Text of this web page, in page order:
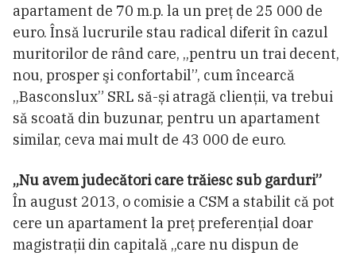
apartament de 70 m.p. la un preț de 25 000 de
euro. Însă lucrurile stau radical diferit în cazul
muritorilor de rând care, „pentru un trai decent,
nou, prosper şi confortabil”, cum încearcă
„Basconslux” SRL să-și atragă clienții, va trebui
să scoată din buzunar, pentru un apartament
similar, ceva mai mult de 43 000 de euro.
„Nu avem judecători care trăiesc sub garduri”
În august 2013, o comisie a CSM a stabilit că pot
cere un apartament la preț preferențial doar
magistrații din capitală „care nu dispun de